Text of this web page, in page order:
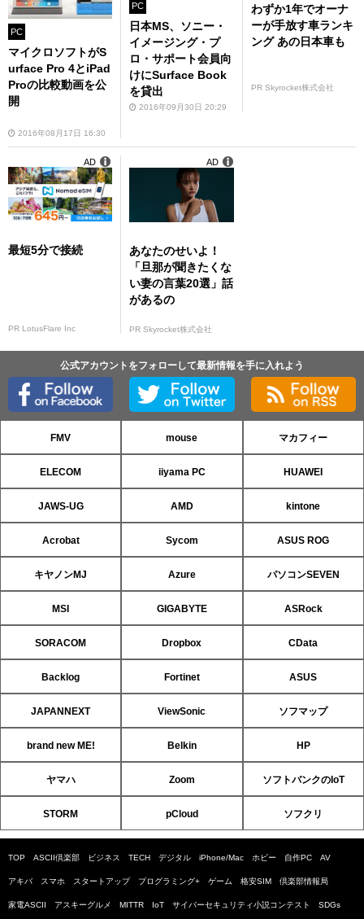
PC
マイクロソフトがS
urface Pro 4とiPad
Proの比較動画を公
開
2016年08月17日 16:30
PC
日本MS、ソニー・
イメージング・プ
ロ・サポート会員向
けにSurface Book
を貸出
2016年09月30日 20:29
わずか1年でオーナ
ーが手放す車ランキ
ング あの日本車も
PR Skyrocket株式会社
最短5分で接続
PR LotusFlare Inc
AD
あなたのせいよ！
「旦那が聞きたくな
い妻の言葉20選」話
があるの
PR Skyrocket株式会社
AD
公式アカウントをフォローして最新情報を手に入れよう
FMV mouse マカフィー
ELECOM iiyama PC HUAWEI
JAWS-UG AMD kintone
Acrobat Sycom ASUS ROG
キヤノンMJ Azure パソコンSEVEN
MSI GIGABYTE ASRock
SORACOM Dropbox CData
Backlog Fortinet ASUS
JAPANNEXT ViewSonic ソフマップ
brand new ME! Belkin HP
ヤマハ Zoom ソフトバンクのIoT
STORM pCloud ソフクリ
TOP ASCII倶楽部 ビジネス TECH デジタル iPhone/Mac ホビー 自作PC AV
アキバ スマホ スタートアップ プログラミング+ ゲーム 格安SIM 倶楽部情報局
家電ASCII アスキーグルメ MITTR IoT サイバーセキュリティ小説コンテスト SDGs